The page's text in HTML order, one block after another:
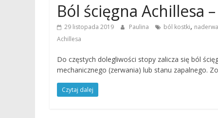
Ból ścięgna Achillesa
29 listopada 2019 Paulina ból kostki,
Achillesa
Do częstych dolegliwości stopy zalicza się ból
mechanicznego (zerwania) lub stanu zapalnego.
Czytaj dalej